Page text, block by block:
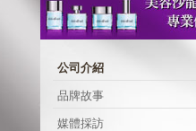
公司介紹
品牌故事
媒體採訪